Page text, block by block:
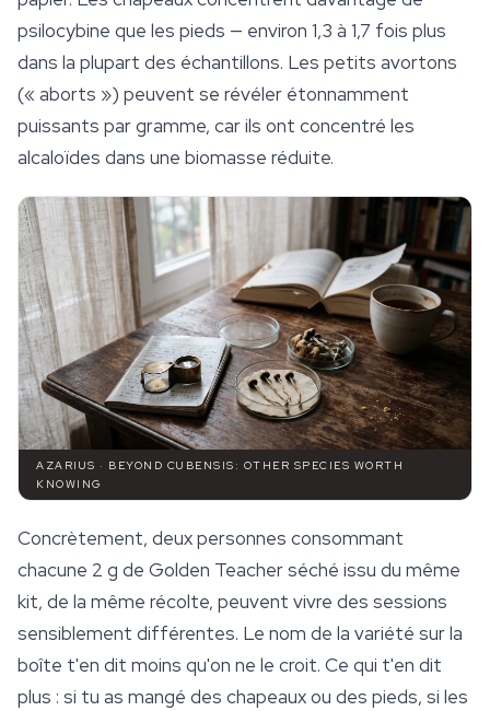
psilocybine que les pieds — environ 1,3 à 1,7 fois plus
dans la plupart des échantillons. Les petits avortons
(« aborts ») peuvent se révéler étonnamment
puissants par gramme, car ils ont concentré les
alcaloïdes dans une biomasse réduite.
AZARIUS · BEYOND CUBENSIS: OTHER SPECIES WORTH
KNOWING
Concrètement, deux personnes consommant
chacune 2 g de Golden Teacher séché issu du même
kit, de la même récolte, peuvent vivre des sessions
sensiblement différentes. Le nom de la variété sur la
boîte t'en dit moins qu'on ne le croit. Ce qui t'en dit
plus : si tu as mangé des chapeaux ou des pieds, si les